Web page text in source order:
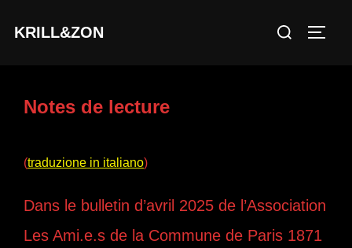
KRILL&ZON Rechercher :
Notes de lecture
(traduzione in italiano)
Dans le bulletin d’avril 2025 de l’Association
Les Ami.e.s de la Commune de Paris 1871